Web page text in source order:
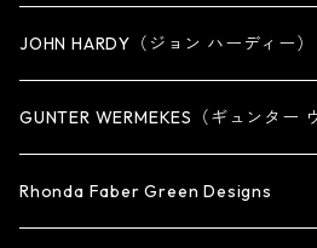
PENDANT
BRACELET
WATCH BAND
BRACELET
KEY CHAIN
RING
EARRING
PENDANT
JOHN HARDY（ジョン ハーディー）
RING
BRACELET
GUNTER WERMEKES（ギュンター
RING
Rhonda Faber Green Designs